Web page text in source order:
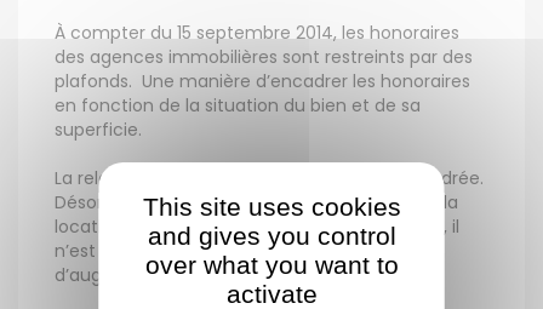
À compter du 15 septembre 2014, les honoraires
des agences immobilières sont restreints par des
plafonds. Une manière d’encadrer les honoraires
en fonction de la situation du bien et de sa
superficie.
La relocation est désormais aussi mieux encadrée.
Désormais pour la location vide comme pour la
location meublée, et ce dans certaines zones, il
n’est plus possible, pour le propriétaire
d’augmenter le loyer entre deux locataires.
This site uses cookies
and gives you control
over what you want to
activate